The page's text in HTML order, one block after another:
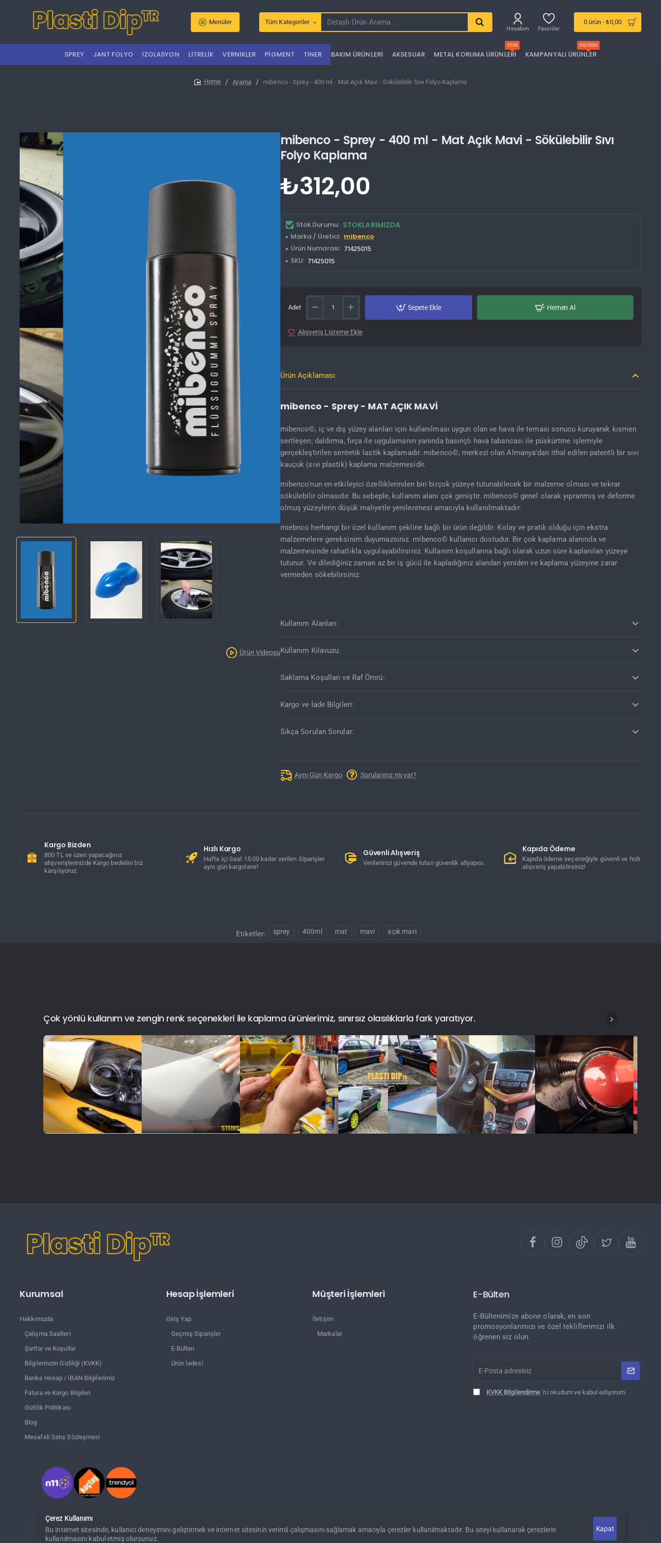
Çerez Kullanımı
Bu internet sitesinde, kullanıcı deneyimini geliştirmek ve internet sitesinin verimli çalışmasını sağlamak amacıyla çerezler kullanılmaktadır. Bu siteyi kullanarak çerezlerin
kullanılmasını kabul etmiş olursunuz.
Kapat
Menüler Tüm Kategoriler
Detaylı
Arama...
Hesabım Favoriler
0 ürün - ₺0,00
SPREY JANT FOLYO İZOLASYON LITRELIK VERNIKLER PIGMENT TINER BAKIM ÜRÜNLERI AKSESUAR METAL KORUMA ÜRÜNLERI
YENI
KAMPANYALI ÜRÜNLER
İNDIRIM
Arama mibenco - Sprey - 400 ml - Mat Açık Mavi - Sökülebilir Sıvı Folyo Kaplama
Ürün Videosu
mibenco - Sprey - 400 ml - Mat Açık Mavi - Sökülebilir Sıvı
Folyo Kaplama
Stok Durumu: STOKLARIMIZDA
Marka / Üretici: mibenco
Ürün Numarası: 71425015
SKU: 71425015
₺312,00
Adet Sepete Ekle Hemen Al
Alışveriş Listeme Ekle
Ürün Açıklaması:
mibenco - Sprey - MAT AÇIK MAVİ
mibenco©, iç ve dış yüzey alanları için kullanılması uygun olan ve hava ile teması sonucu kuruyarak kısmen
sertleşen; daldırma, fırça ile uygulamanın yanında basınçlı hava tabancası ile püskürtme işlemiyle
gerçekleştirilen sentetik lastik kaplamadır. mibenco©, merkezi olan Almanya’dan ithal edilen patentli bir sıvı
kauçuk (sıvı plastik) kaplama malzemesidir.
mibenco'nun en etkileyici özelliklerinden biri birçok yüzeye tutunabilecek bir malzeme olması ve tekrar
sökülebilir olmasıdır. Bu sebeple, kullanım alanı çok geniştir. mibenco© genel olarak yıpranmış ve deforme
olmuş yüzeylerin düşük maliyetle yenilenmesi amacıyla kullanılmaktadır.
miebnco herhangi bir özel kullanım şekline bağlı bir ürün değildir. Kolay ve pratik olduğu için ekstra
malzemelere gereksinim duyumazsınız. mibenco© kullanıcı dostudur. Bir çok kaplama alanında ve
malzemesinde rahatlıkla uygulayabilirsiniz. Kullanım koşullarına bağlı olarak uzun süre kaplanılan yüzeye
tutunur. Ve dilediğiniz zaman az bir iş gücü ile kapladığınız alandan yeniden ve kaplama yüzeyine zarar
vermeden sökebilirsiniz.
Kullanım Alanları:
Kullanım Kılavuzu:
Saklama Koşulları ve Raf Ömrü:
Kargo ve İade Bilgileri:
Sıkça Sorulan Sorular:
Aynı Gün Kargo Sorularınız mı var?
Kargo Bizden
800 TL ve üzeri yapacağınız
alışverişlerinizde Kargo bedelini biz
karşılıyoruz.
Hızlı Kargo
Hafta içi Saat 15:00 kadar verilen Siparişler
aynı gün kargolanır!
Güvenli Alışveriş
Verilerinizi güvende tutan güvenlik altyapısı.
Kapıda Ödeme
Kapıda ödeme seçeneğiyle güvenli ve hızlı
alışveriş yapabilirsiniz!
Etiketler: sprey 400ml mat mavi açık mavi
Çok yönlü kullanım ve zengin renk seçenekleri ile kaplama ürünlerimiz, sınırsız olasılıklarla fark yaratıyor.
Kurumsal
Hakkımızda
Çalışma Saatleri
Şartlar ve Koşullar
Bilgilerinizin Gizliliği (KVKK)
Banka Hesap / IBAN Bilgilerimiz
Fatura ve Kargo Bilgileri
Gizlilik Politikası
Blog
Mesafeli Satış Sözleşmesi
Hesap İşlemleri
Giriş Yap
Geçmiş Siparişler
E-Bülten
Ürün İadesi
Müşteri İşlemleri
İletişim
Markalar
E-Bülten
E-Bültenimize abone olarak, en son
promosyonlarımızı ve özel tekliflerimizi ilk
öğrenen siz olun.
Posta
KVKK Bilgilendirme 'ni okudum ve kabul ediyorum.